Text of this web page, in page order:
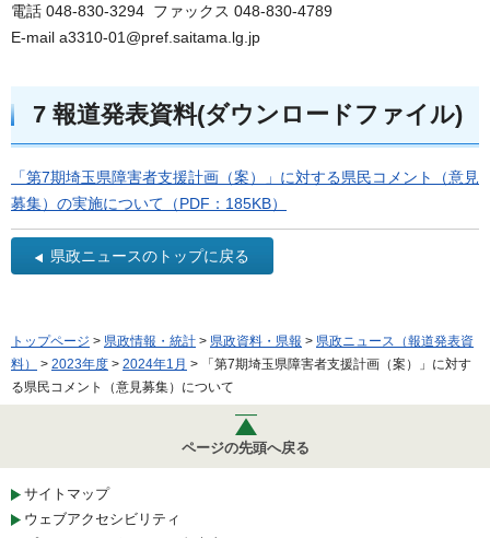
電話 048-830-3294 ファックス 048-830-4789
E-mail a3310-01@pref.saitama.lg.jp
7 報道発表資料(ダウンロードファイル)
「第7期埼玉県障害者支援計画（案）」に対する県民コメント（意見
募集）の実施について（PDF：185KB）
県政ニュースのトップに戻る
トップページ > 県政情報・統計 > 県政資料・県報 > 県政ニュース（報道発表資
料）
> 2023年度 > 2024年1月 > 「第7期埼玉県障害者支援計画（案）」に対す
る県民コメント（意見募集）について
ページの先頭へ戻る
サイトマップ
ウェブアクセシビリティ